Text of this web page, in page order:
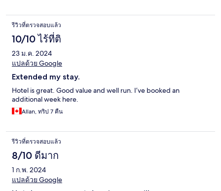
รีวิวที่ตรวจสอบแล้ว
10/10 ไร้ที่ติ
23 ม.ค. 2024
แปลด้วย Google
Extended my stay.
Hotel is great. Good value and well run. I’ve booked an
additional week here.
Allan, ทริป 7 คืน
รีวิวที่ตรวจสอบแล้ว
8/10 ดีมาก
1 ก.พ. 2024
แปลด้วย Google